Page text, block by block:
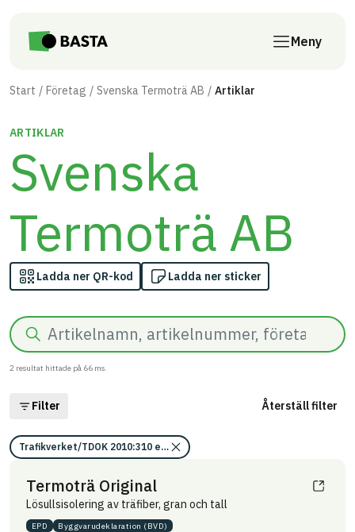
Meny
Start Företag Svenska Termoträ AB Artiklar
ARTIKLAR
Svenska
Termoträ AB
Ladda ner QR-kod Ladda ner sticker
Sök
2 resultat hittade på 66 ms.
Filter Återställ filter
Trafikverket/TDOK 2010:310 eller TDOK 2012:22/Kriterier för
Termoträ Original
Lösullsisolering av träfiber, gran och tall
EPD
Byggvaru­deklaration (BVD)